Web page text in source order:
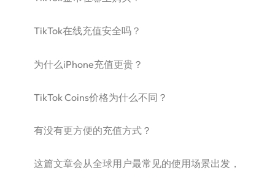
TikTok在线充值安全吗？
为什么iPhone充值更贵？
TikTok Coins价格为什么不同？
有没有更方便的充值方式？
这篇文章会从全球用户最常见的使用场景出发，